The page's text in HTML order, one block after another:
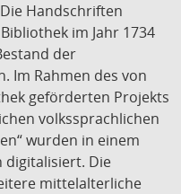
Handschriften
im Jahr 1734
der
Im Rahmen des von
geförderten Projekts
volkssprachlichen
wurden in einem
digitalisiert. Die
mittelalterliche